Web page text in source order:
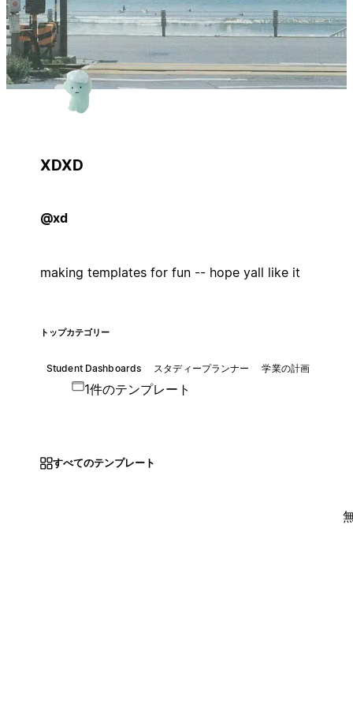
XDXD
@xd
making templates for fun -- hope yall like it
トップカテゴリー
Student Dashboards スタディープランナー 学業の計画
1件のテンプレート
すべてのテンプレート